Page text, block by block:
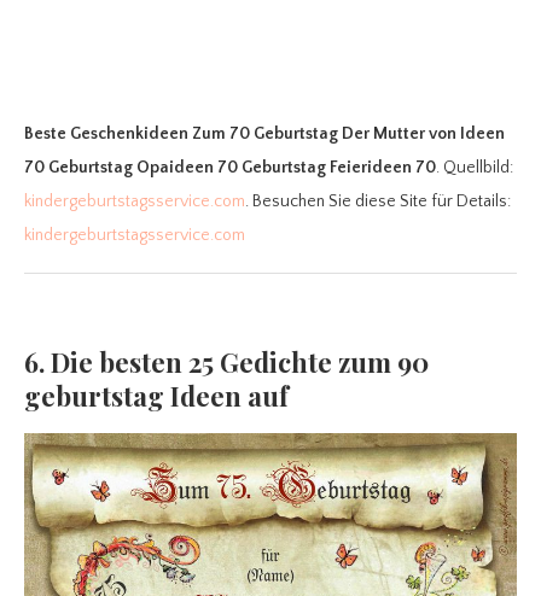
Beste Geschenkideen Zum 70 Geburtstag Der Muttervon Ideen
70 Geburtstag Opaideen 70 Geburtstag Feierideen 70. Quellbild:
kindergeburtstagsservice.com. Besuchen Sie diese Site für Details:
kindergeburtstagsservice.com
6. Die besten 25 Gedichte zum 90
geburtstag Ideen auf